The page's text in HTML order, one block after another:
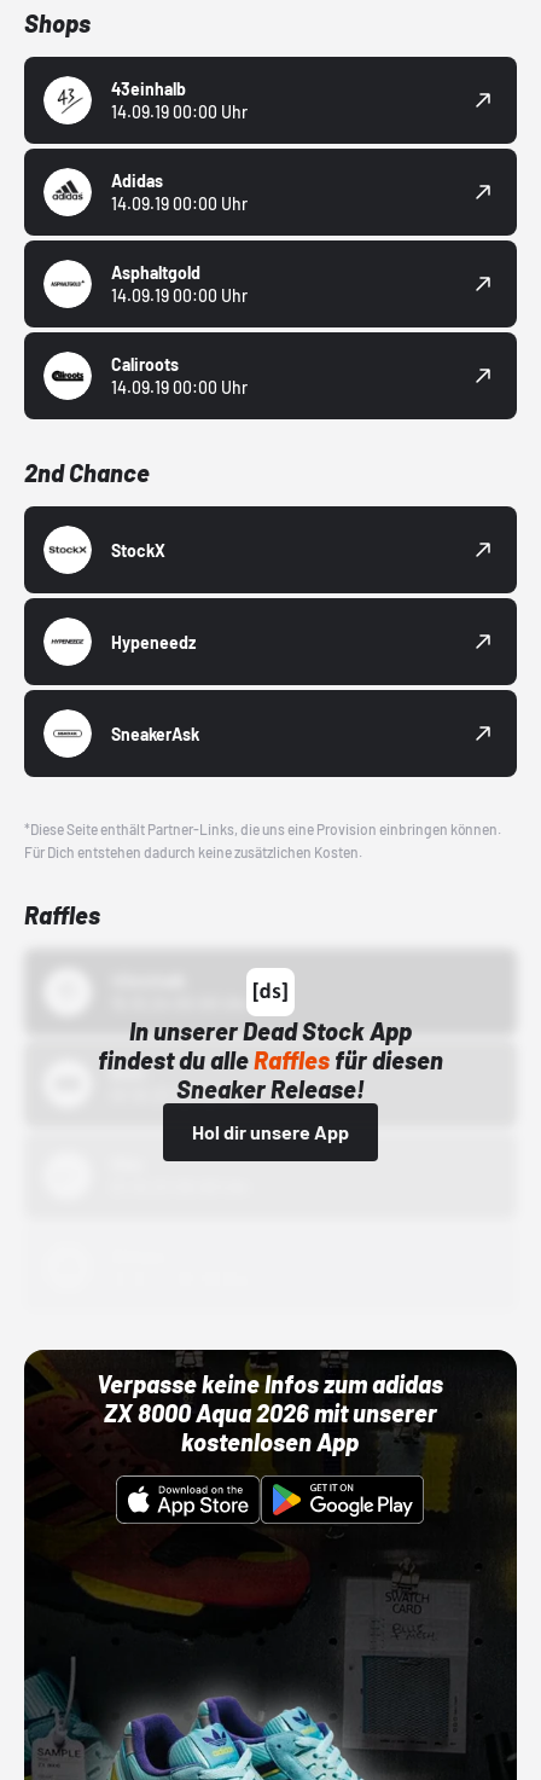
Shops
43einhalb
14.09.19 00:00 Uhr
Adidas
14.09.19 00:00 Uhr
Asphaltgold
14.09.19 00:00 Uhr
Caliroots
14.09.19 00:00 Uhr
2nd Chance
StockX
Hypeneedz
SneakerAsk
*Diese Seite enthält Partner-Links, die uns eine Provision einbringen können.
Für Dich entstehen dadurch keine zusätzlichen Kosten.
Raffles
In unserer Dead Stock App
findest du alleRafflesfür diesen
Sneaker Release!
Hol dir unsere App
Bstn
01.10.22 00:00 Uhr
Verpasse keine Infos zum adidas
ZX 8000 Aqua 2026 mit unserer
kostenlosen App